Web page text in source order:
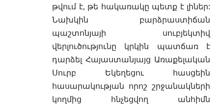
թվում է, թե հակառակը պետք է լիներ:
Նախկին բարձրաստիճան
պաշտոնյայի սուբյեկտիվ
վերլուծությունը կրկին պատճառ է
դարձել Հայաստանյայց Առաքելական
Սուրբ Եկեղեցու հասցեին
հասարակության որոշ շրջանակների
կողմից հնչեցվող անհիմն